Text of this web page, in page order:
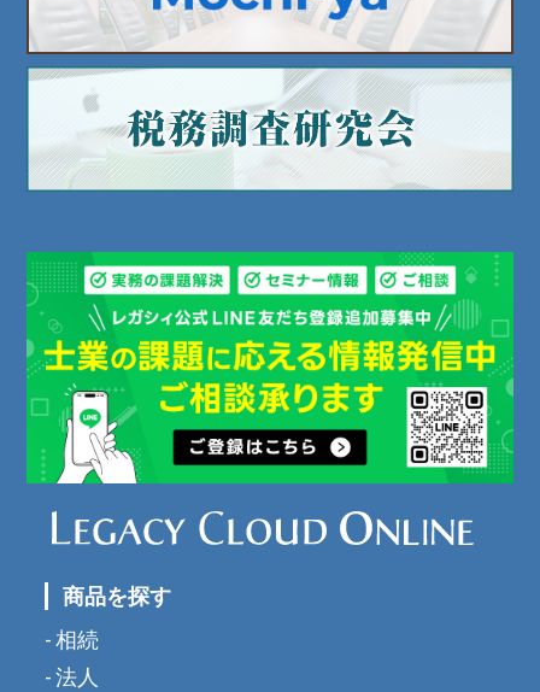
商品を探す
相続
法人